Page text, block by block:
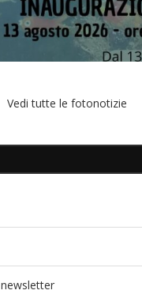
Vedi tutte le fotonotizie